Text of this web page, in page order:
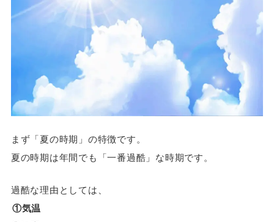
まず「夏の時期」の特徴です。
夏の時期は年間でも「一番過酷」な時期です。
過酷な理由としては、
①気温